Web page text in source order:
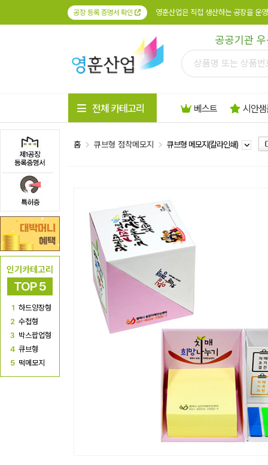
공장 등록 증명서 확인 영훈산업은 직접 생산하는 공장을 운
공공기관
인기카테고리
TOP 5
1 하드양장형
2 수첩형
3 박스팝업형
4 큐브형
5 떡메모지
전체 카테고리 베스트 시안
홈 큐브형 점착메모지 큐브형 메모지(칼라인쇄)